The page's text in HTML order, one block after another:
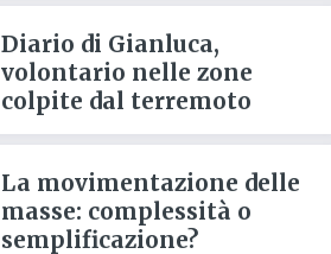
Diario di Gianluca,
volontario nelle zone
colpite dal terremoto
La movimentazione delle
masse: complessità o
semplificazione?